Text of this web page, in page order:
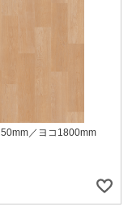
／ヨコ1800mm